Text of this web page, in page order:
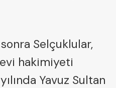
Selçuklular,
hakimiyeti
Yavuz Sultan